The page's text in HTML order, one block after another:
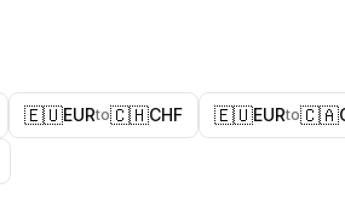
🇪🇺EURto🇨🇭CHF 🇪🇺EURto🇨🇦